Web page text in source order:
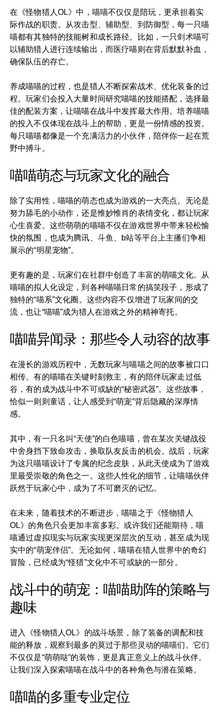
在《怪物猎人OL》中，喵喵不仅仅是陪玩，更承担着实
际作战的职责。从攻击型、辅助型、到防御型，每一只喵
喵都有其独特的技能树和成长路径。比如，一只剑术喵可
以辅助猎人进行连续输出，而医疗喵则在背后默默补血，
确保队伍的存亡。
养成喵喵的过程，也是猎人不断探索战术、优化装备的过
程。玩家们会投入大量时间研究喵喵的技能搭配，选择最
佳的配装方案，让喵喵在战斗中发挥最大作用。培养喵喵
的投入不仅体现在战斗上的帮助，更是一份情感的投资。
每只喵喵都像是一个充满活力的小伙伴，陪伴你一起在荒
野中搏斗。
喵喵萌态与玩家文化的融合
除了实用性，喵喵的萌态也成为游戏的一大亮点。无论是
努力舔毛的小动作，还是惟妙惟肖的表情变化，都让玩家
心生喜爱。这些萌萌的喵喵不仅在游戏世界中带来轻松愉
快的氛围，也成为腾讯、斗鱼、b站等平台上主播们争相
展示的“明星宠物”。
更有趣的是，玩家们在社群中创造了丰富的萌喵文化。从
喵喵的拟人化设定，到各种喵喵日常的搞笑段子，形成了
独特的“喵系”文化圈。这些内容不仅增进了玩家间的交
流，也让“喵喵”成为猎人在游戏之外的精神寄托。
喵喵异闻录：那些令人动容的故事
在漫长的游戏历程中，无数玩家与喵喵之间的故事被口口
相传。有的喵喵在关键时刻救主，有的陪伴玩家走过低
谷，有的成为战斗中不可或缺的“秘密武器”。这些故事，
恰似一则则童话，让人感受到“萌宠”背后隐藏的深厚情
感。
其中，有一只名叫“天使”的白色喵喵，曾在某次关键战役
中舍身挡下致命攻击，换取队友反击的机会。战后，玩家
为这只喵喵设计了专属的纪念皮肤，从此天使成为了游戏
里最受崇敬的角色之一。这些人性化的细节，让喵喵伙伴
跃然于玩家心中，成为了不可磨灭的记忆。
在未来，随着技术的不断进步，喵喵之于《怪物猎人
OL》的角色只会更加丰富多彩。或许我们还能期待，喵
喵通过虚拟现实与玩家实现更深层次的互动，甚至成为现
实中的“萌宠伴侣”。无论如何，喵喵在猎人世界中的奇幻
冒险，已经成为“怪猎”文化中不可或缺的一部分。
战斗中的萌宠：喵喵助阵的策略与
趣味
进入《怪物猎人OL》的战斗场景，除了装备的调配和技
能的释放，观察到最多的莫过于那些灵动的喵喵们。它们
不仅仅是“萌萌哒”的装饰，更是真正意义上的战斗伙伴。
让我们深入探索喵喵在战斗中的各种角色与潜在策略。
喵喵的多重专业定位